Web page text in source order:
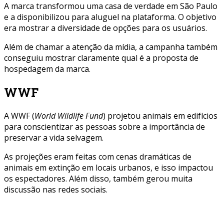
A marca transformou uma casa de verdade em São Paulo
e a disponibilizou para aluguel na plataforma. O objetivo
era mostrar a diversidade de opções para os usuários.
Além de chamar a atenção da mídia, a campanha também
conseguiu mostrar claramente qual é a proposta de
hospedagem da marca.
WWF
A WWF (World Wildlife Fund) projetou animais em edifícios
para conscientizar as pessoas sobre a importância de
preservar a vida selvagem.
As projeções eram feitas com cenas dramáticas de
animais em extinção em locais urbanos, e isso impactou
os espectadores. Além disso, também gerou muita
discussão nas redes sociais.